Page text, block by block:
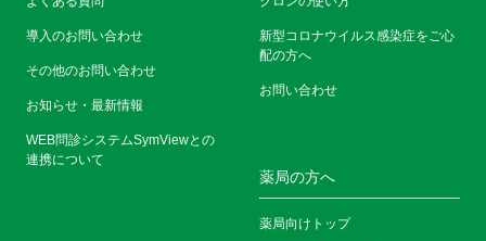
導入のお問い合わせ
その他のお問い合わせ
お知らせ・最新情報
WEB問診システムSymViewとの
連携について
薬局の方へ
薬局向けトップ
新型コロナウイルス感染症をご心
配の方へ
お問い合わせ